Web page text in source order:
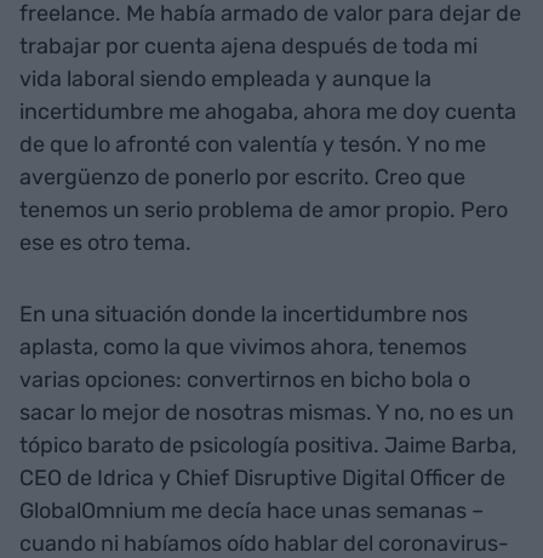
freelance. Me había armado de valor para dejar de
trabajar por cuenta ajena después de toda mi
vida laboral siendo empleada y aunque la
incertidumbre me ahogaba, ahora me doy cuenta
de que lo afronté con valentía y tesón. Y no me
avergüenzo de ponerlo por escrito. Creo que
tenemos un serio problema de amor propio. Pero
ese es otro tema.
En una situación donde la incertidumbre nos
aplasta, como la que vivimos ahora, tenemos
varias opciones: convertirnos en bicho bola o
sacar lo mejor de nosotras mismas. Y no, no es un
tópico barato de psicología positiva. Jaime Barba,
CEO de Idrica y Chief Disruptive Digital Officer de
GlobalOmnium me decía hace unas semanas –
cuando ni habíamos oído hablar del coronavirus-